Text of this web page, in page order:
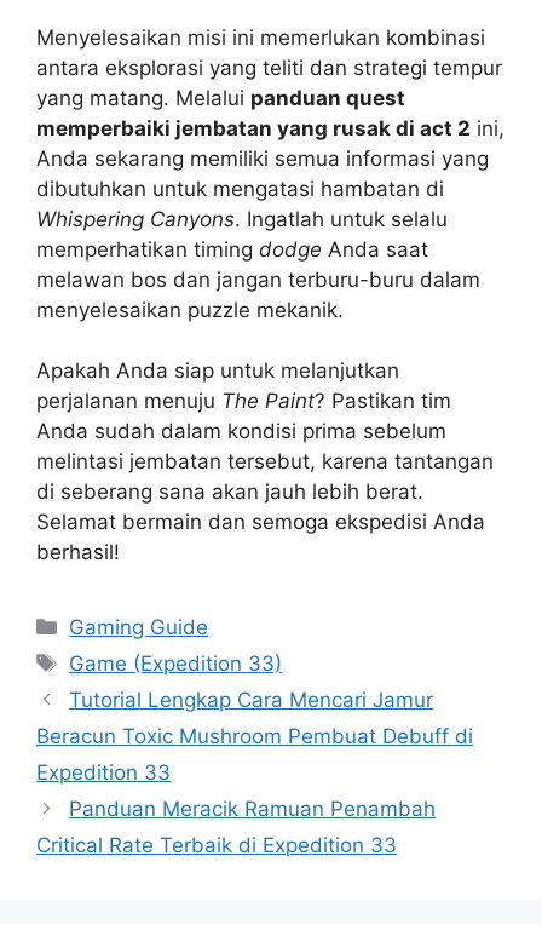
Menyelesaikan misi ini memerlukan kombinasi
antara eksplorasi yang teliti dan strategi tempur
yang matang. Melalui panduan quest
memperbaiki jembatan yang rusak di act 2 ini,
Anda sekarang memiliki semua informasi yang
dibutuhkan untuk mengatasi hambatan di
Whispering Canyons. Ingatlah untuk selalu
memperhatikan timing dodge Anda saat
melawan bos dan jangan terburu-buru dalam
menyelesaikan puzzle mekanik.
Apakah Anda siap untuk melanjutkan
perjalanan menuju The Paint? Pastikan tim
Anda sudah dalam kondisi prima sebelum
melintasi jembatan tersebut, karena tantangan
di seberang sana akan jauh lebih berat.
Selamat bermain dan semoga ekspedisi Anda
berhasil!
Categories
Gaming Guide
Tags
Game (Expedition 33)
Tutorial Lengkap Cara Mencari Jamur
Beracun Toxic Mushroom Pembuat Debuff di
Expedition 33
Panduan Meracik Ramuan Penambah
Critical Rate Terbaik di Expedition 33